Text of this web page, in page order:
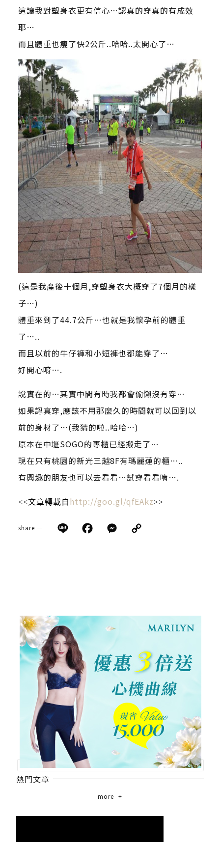
這讓我對塑身衣更有信心…認真的穿真的有成效
耶…
而且體重也瘦了快2公斤..哈哈..太開心了…
(這是我產後十個月,穿塑身衣大概穿了7個月的樣
子…)
體重來到了44.7公斤…也就是我懷孕前的體重
了…..
而且以前的牛仔褲和小短褲也都能穿了…
好開心唷….
說實在的…其實中間有時我都會偷懶沒有穿…
如果認真穿,應該不用那麼久的時間就可以回到以
前的身材了…(我猜的啦..哈哈…)
原本在中壢SOGO的專櫃已經搬走了…
現在只有桃園的新光三越8F有瑪麗蓮的櫃…..
有興趣的朋友也可以去看看…試穿看看唷….
<<文章轉載自 http://goo.gl/qfEAkz>>
share — Line Facebook
Messenger
熱門文章
more